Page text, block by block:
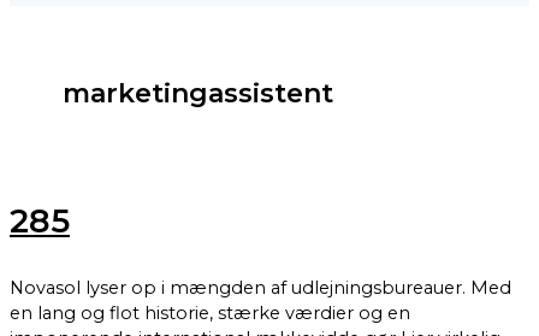
marketingassistent
285
Novasol lyser op i mængden af udlejningsbureauer. Med
en lang og flot historie, stærke værdier og en